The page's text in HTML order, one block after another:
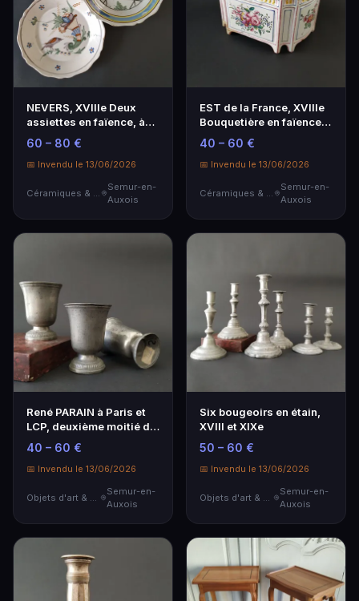
NEVERS, XVIIIe Deux
assiettes en faïence, à
décor d'un équil…
60 – 80 €
📅 Invendu le 13/06/2026
Céramiques & Porcelaine
Semur-en-
Auxois
EST de la France, XVIIIe
Bouquetière en faïence à
décor chat…
40 – 60 €
📅 Invendu le 13/06/2026
Céramiques & Porcelaine
Semur-en-
Auxois
René PARAIN à Paris et
LCP, deuxième moitié du
XVIIIe
40 – 60 €
📅 Invendu le 13/06/2026
Objets d'art & Curiosités
Semur-en-
Auxois
Six bougeoirs en étain,
XVIII et XIXe
50 – 60 €
📅 Invendu le 13/06/2026
Objets d'art & Curiosités
Semur-en-
Auxois